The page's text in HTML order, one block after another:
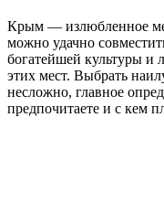
Крым — излюбленное
можно удачно
богатейшей культуры и
этих мест. Выбрать
несложно, главное
предпочитаете и с кем